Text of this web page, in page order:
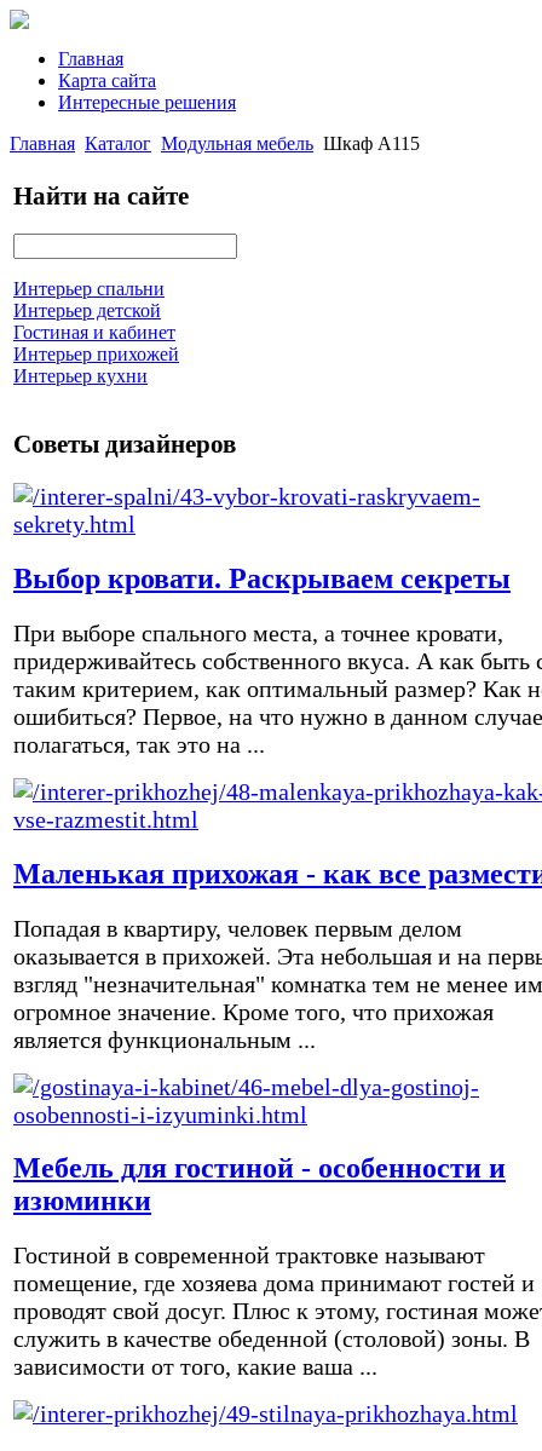
Главная
Карта сайта
Интересные решения
Главная Каталог Модульная мебель Шкаф А115
Найти на сайте
Интерьер спальни
Интерьер детской
Гостиная и кабинет
Интерьер прихожей
Интерьер кухни
Советы дизайнеров
Выбор кровати. Раскрываем секреты
При выборе спального места, а точнее кровати,
придерживайтесь собственного вкуса. А как быть
таким критерием, как оптимальный размер? Как
ошибиться? Первое, на что нужно в данном случае
полагаться, так это на ...
Маленькая прихожая - как все
Попадая в квартиру, человек первым делом
оказывается в прихожей. Эта небольшая и на
взгляд "незначительная" комнатка тем не менее
огромное значение. Кроме того, что прихожая
является функциональным ...
Мебель для гостиной - особенности и
изюминки
Гостиной в современной трактовке называют
помещение, где хозяева дома принимают гостей и
проводят свой досуг. Плюс к этому, гостиная
служить в качестве обеденной (столовой) зоны. В
зависимости от того, какие ваша ...